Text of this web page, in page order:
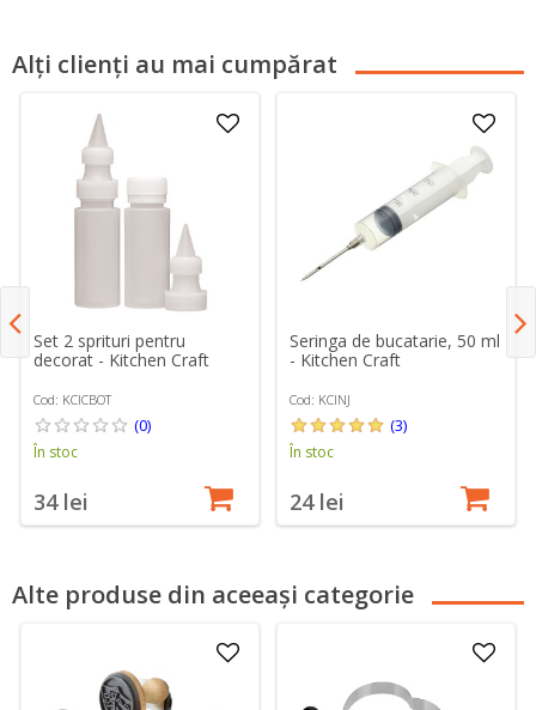
Alți clienți au mai cumpărat
Set 2 sprituri pentru
decorat - Kitchen Craft
Cod: KCICBOT
(0)
În stoc
34 lei
Seringa de bucatarie, 50 ml
- Kitchen Craft
Cod: KCINJ
(3)
În stoc
24 lei
Alte produse din aceeași categorie